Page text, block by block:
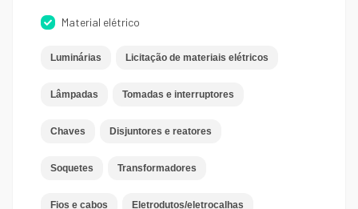
Material elétrico
Luminárias Licitação de materiais elétricos
Lâmpadas Tomadas e interruptores
Chaves Disjuntores e reatores
Soquetes Transformadores
Fios e cabos Eletrodutos/eletrocalhas